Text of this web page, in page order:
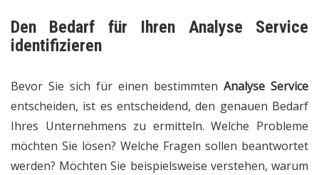
Den Bedarf für Ihren Analyse Service
identifizieren
Bevor Sie sich für einen bestimmten Analyse Service
entscheiden, ist es entscheidend, den genauen Bedarf
Ihres Unternehmens zu ermitteln. Welche Probleme
möchten Sie lösen? Welche Fragen sollen beantwortet
werden? Möchten Sie beispielsweise verstehen, warum